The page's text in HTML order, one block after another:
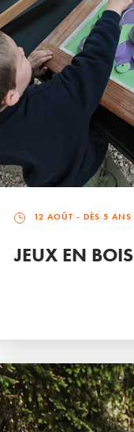
12 AOÛT - DÈS 5 ANS
JEUX EN BOIS